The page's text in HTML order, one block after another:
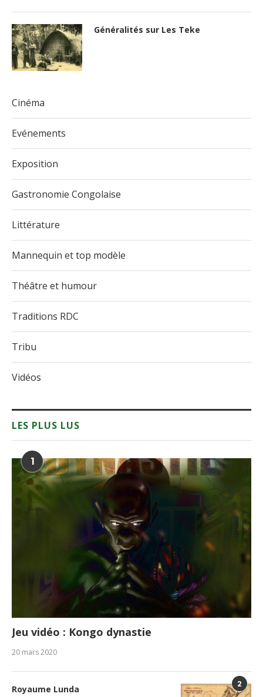
Généralités sur Les Teke
Cinéma
Evénements
Exposition
Gastronomie Congolaise
Littérature
Mannequin et top modèle
Théâtre et humour
Traditions RDC
Tribu
Vidéos
LES PLUS LUS
1
Jeu vidéo : Kongo dynastie
20 mars 2020
2
Royaume Lunda